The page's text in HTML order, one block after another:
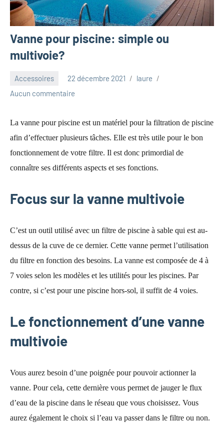
Vanne pour piscine: simple ou
multivoie?
Accessoires 22 décembre 2021
laure
Aucun commentaire
La vanne pour piscine est un matériel pour la filtration de piscine
afin d’effectuer plusieurs tâches. Elle est très utile pour le bon
fonctionnement de votre filtre. Il est donc primordial de
connaître ses différents aspects et ses fonctions.
Focus sur la vanne multivoie
C’est un outil utilisé avec un filtre de piscine à sable qui est au-
dessus de la cuve de ce dernier. Cette vanne permet l’utilisation
du filtre en fonction des besoins. La vanne est composée de 4 à
7 voies selon les modèles et les utilités pour les piscines. Par
contre, si c’est pour une piscine hors-sol, il suffit de 4 voies.
Le fonctionnement d’une vanne
multivoie
Vous aurez besoin d’une poignée pour pouvoir actionner la
vanne. Pour cela, cette dernière vous permet de jauger le flux
d’eau de la piscine dans le réseau que vous choisissez. Vous
aurez également le choix si l’eau va passer dans le filtre ou non.